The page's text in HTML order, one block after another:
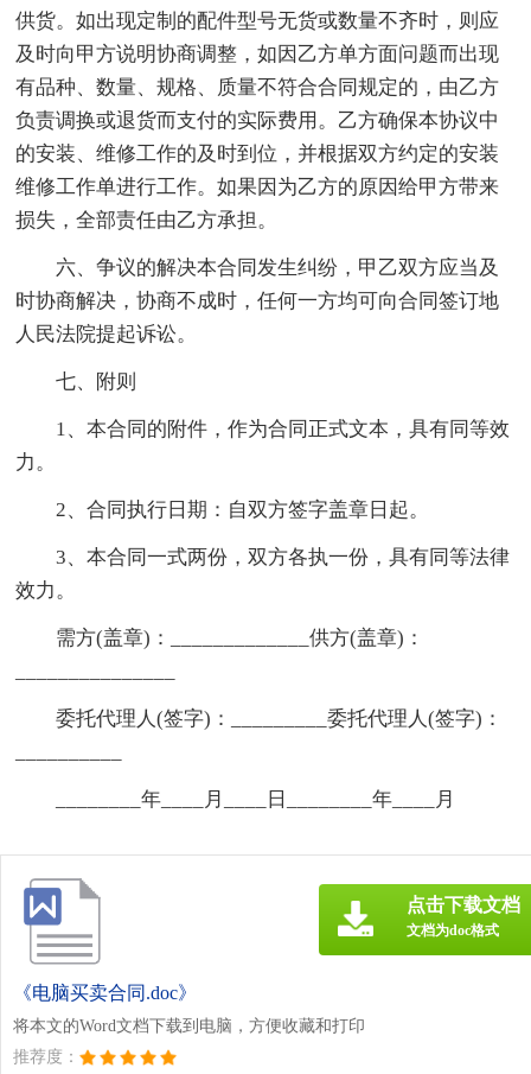
供货。如出现定制的配件型号无货或数量不齐时，则应
及时向甲方说明协商调整，如因乙方单方面问题而出现
有品种、数量、规格、质量不符合合同规定的，由乙方
负责调换或退货而支付的实际费用。乙方确保本协议中
的安装、维修工作的及时到位，并根据双方约定的安装
维修工作单进行工作。如果因为乙方的原因给甲方带来
损失，全部责任由乙方承担。
六、争议的解决本合同发生纠纷，甲乙双方应当及
时协商解决，协商不成时，任何一方均可向合同签订地
人民法院提起诉讼。
七、附则
1、本合同的附件，作为合同正式文本，具有同等效
力。
2、合同执行日期：自双方签字盖章日起。
3、本合同一式两份，双方各执一份，具有同等法律
效力。
需方(盖章)：_____________供方(盖章)：
委托代理人(签字)：_________委托代理人(签字)：
________年____月____日________年____月
《电脑买卖合同.doc》
将本文的Word文档下载到电脑，方便收藏和打印
推荐度：
点击下载文档
文档为doc格式